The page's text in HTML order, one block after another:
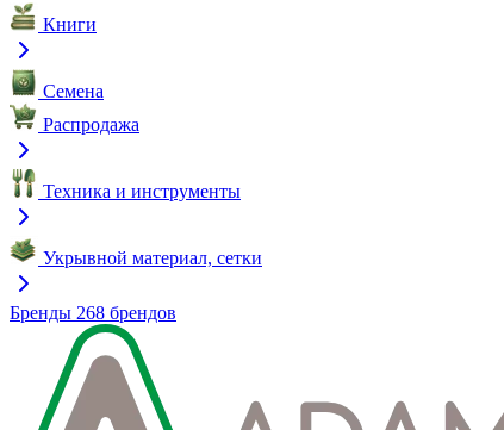
Книги
Семена
Распродажа
Техника и инструменты
Укрывной материал, сетки
Бренды 268 брендов